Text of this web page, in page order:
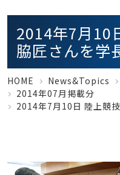
2014年7月10
脇匠さんを学
HOME News&Topics
2014年07月掲載分
2014年7月10日 陸上競